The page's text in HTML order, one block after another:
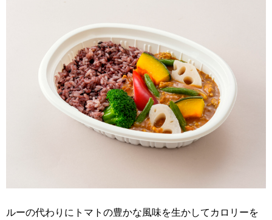
ルーの代わりにトマトの豊かな風味を生かしてカロリーを